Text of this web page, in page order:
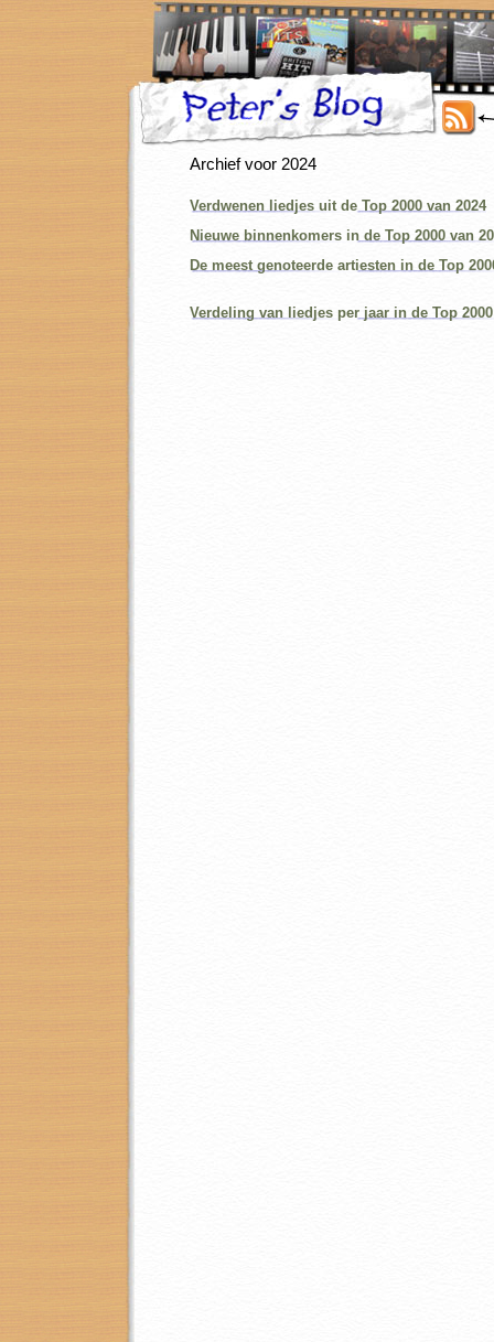
Archief voor 2024
Verdwenen liedjes uit de Top 2000 van 2024
Nieuwe binnenkomers in de Top 2000 van
De meest genoteerde artiesten in de Top
Verdeling van liedjes per jaar in de Top